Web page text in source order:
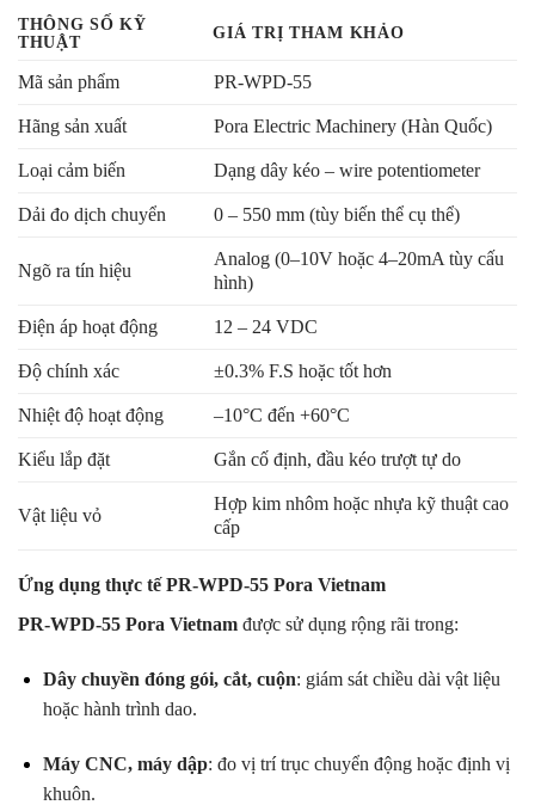
THÔNG SỐ KỸ
THUẬT
GIÁ TRỊ THAM KHẢO
Mã sản phẩm PR-WPD-55
Hãng sản xuất Pora Electric Machinery (Hàn Quốc)
Loại cảm biến Dạng dây kéo – wire potentiometer
Dải đo dịch chuyển 0 – 550 mm (tùy biến thể cụ thể)
Ngõ ra tín hiệu
Analog (0–10V hoặc 4–20mA tùy cấu
hình)
Điện áp hoạt động 12 – 24 VDC
Độ chính xác ±0.3% F.S hoặc tốt hơn
Nhiệt độ hoạt động –10°C đến +60°C
Kiểu lắp đặt Gắn cố định, đầu kéo trượt tự do
Vật liệu vỏ
Hợp kim nhôm hoặc nhựa kỹ thuật cao
cấp
Ứng dụng thực tế PR-WPD-55 Pora Vietnam
PR-WPD-55 Pora Vietnam được sử dụng rộng rãi trong:
Dây chuyền đóng gói, cắt, cuộn: giám sát chiều dài vật liệu
hoặc hành trình dao.
Máy CNC, máy dập: đo vị trí trục chuyển động hoặc định vị
khuôn.